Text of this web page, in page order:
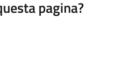
pagina?